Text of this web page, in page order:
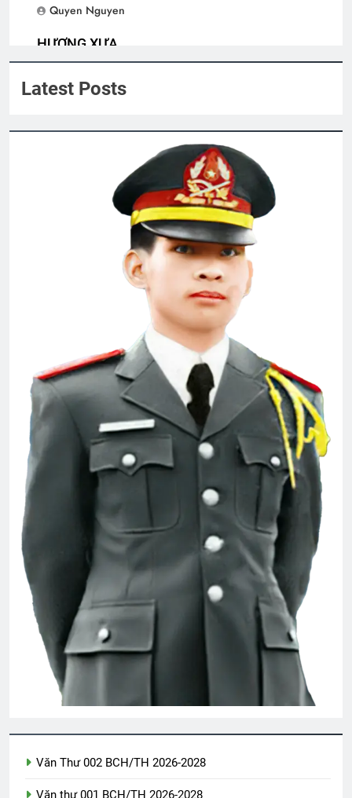
2 Years Ago
CTBCTY Tập III chương 26
3 Years Ago
THIÊN CHÚA NỞ HOA (Rabindranath
Tagore)
3 Years Ago
Hồi Ký
2 Years Ago
CSVSQ Nguyễn Văn Quý K19
2 Years Ago
Ý NGHĨ ĐÊM TRĂNG (Lý Bạch)
3 Years Ago
Ngày Xuân Tái Ngộ
2 Years Ago
HỎI LÀM QUEN
Vietnam War – Tiếng Việt
2 Years Ago
LỬA…LỬA…LỬA!!!
Quyen Nguyen
HƯƠNG XƯA
Latest Posts
Văn Thư 002 BCH/TH 2026-2028
Văn thư 001 BCH/TH 2026-2028